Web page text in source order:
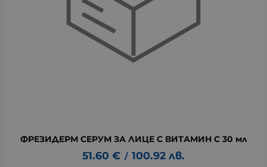
ФРЕЗИДЕРМ СЕРУМ ЗА ЛИЦЕ С ВИТАМИН C 30 мл
51.60 € / 100.92 лв.